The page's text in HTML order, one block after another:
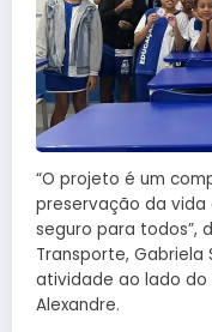
“O projeto é um
preservação da vida
seguro para todos”,
Transporte, Gabriela
atividade ao lado do
Alexandre.